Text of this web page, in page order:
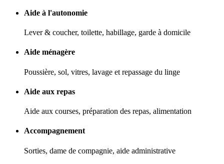
Aide à l'autonomie
Lever & coucher, toilette, habillage, garde à domicile
Aide ménagère
Poussière, sol, vitres, lavage et repassage du linge
Aide aux repas
Aide aux courses, préparation des repas, alimentation
Accompagnement
Sorties, dame de compagnie, aide administrative